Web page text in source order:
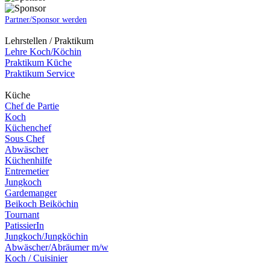
Partner/Sponsor werden
Lehrstellen / Praktikum
Lehre Koch/Köchin
Praktikum Küche
Praktikum Service
Küche
Chef de Partie
Koch
Küchenchef
Sous Chef
Abwäscher
Küchenhilfe
Entremetier
Jungkoch
Gardemanger
Beikoch Beiköchin
Tournant
PatissierIn
Jungkoch/Jungköchin
Abwäscher/Abräumer m/w
Koch / Cuisinier